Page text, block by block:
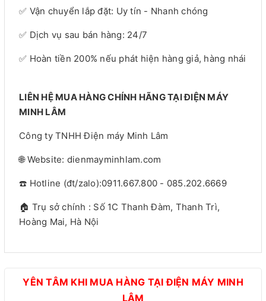
✅ Vận chuyển lắp đặt: Uy tín - Nhanh chóng
✅ Dịch vụ sau bán hàng: 24/7
✅ Hoàn tiền 200% nếu phát hiện hàng giả, hàng nhái
LIÊN HỆ MUA HÀNG CHÍNH HÃNG TẠI ĐIỆN MÁY
MINH LÂM
Công ty TNHH Điện máy Minh Lâm
🌐 Website: dienmayminhlam.com
☎️ Hotline (đt/zalo):0911.667.800 - 085.202.6669
🏠 Trụ sở chính : Số 1C Thanh Đàm, Thanh Trì,
Hoàng Mai, Hà Nội
YÊN TÂM KHI MUA HÀNG TẠI ĐIỆN MÁY MINH
LÂM